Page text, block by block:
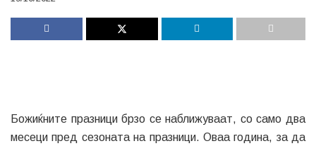
Божиќните празници брзо се наближуваат, со само два
месеци пред сезоната на празници. Оваа година, за да